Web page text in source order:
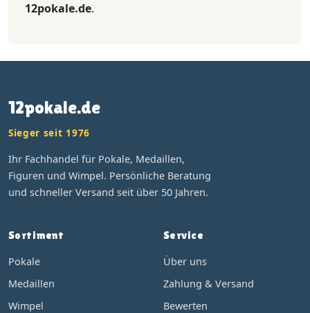
12pokale.de.
12pokale.de
Sieger seit 1976
Ihr Fachhandel für Pokale, Medaillen,
Figuren und Wimpel. Persönliche Beratung
und schneller Versand seit über 50 Jahren.
Sortiment
Pokale
Medaillen
Wimpel
Service
Über uns
Zahlung & Versand
Bewerten